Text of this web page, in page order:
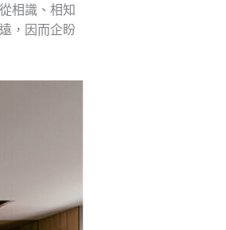
相識、相知
，因而企盼